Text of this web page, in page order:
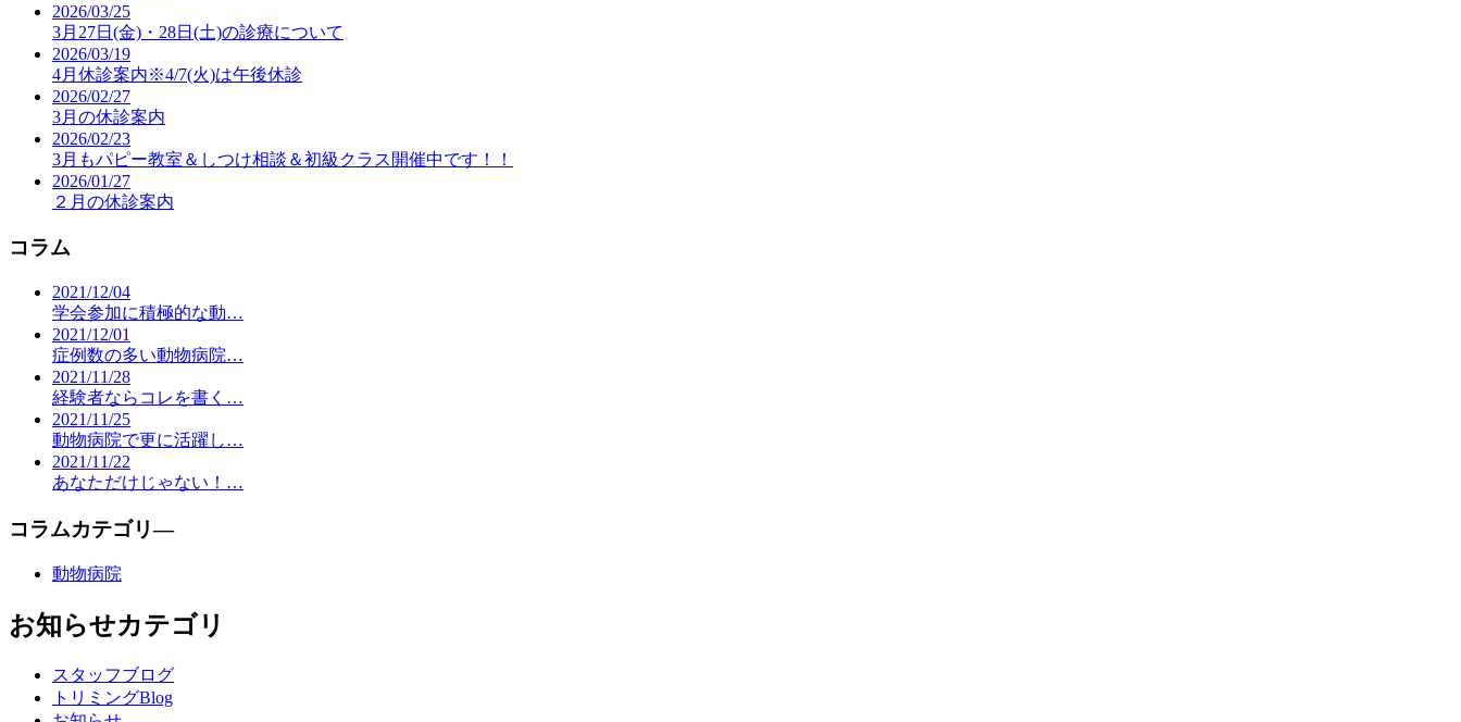
2026/03/25
3月27日(金)・28日(土)の診療について
2026/03/19
4月休診案内※4/7(火)は午後休診
2026/02/27
3月の休診案内
2026/02/23
3月もパピー教室＆しつけ相談＆初級クラス開催中です！！
2026/01/27
２月の休診案内
コラム
2021/12/04
学会参加に積極的な動…
2021/12/01
症例数の多い動物病院…
2021/11/28
経験者ならコレを書く…
2021/11/25
動物病院で更に活躍し…
2021/11/22
あなただけじゃない！…
コラムカテゴリ―
動物病院
お知らせカテゴリ
スタッフブログ
トリミングBlog